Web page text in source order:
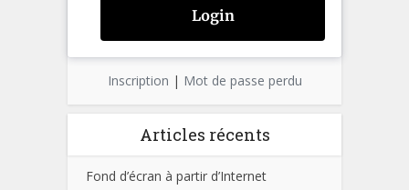
Inscription | Mot de passe perdu
Articles récents
Fond d’écran à partir d’Internet